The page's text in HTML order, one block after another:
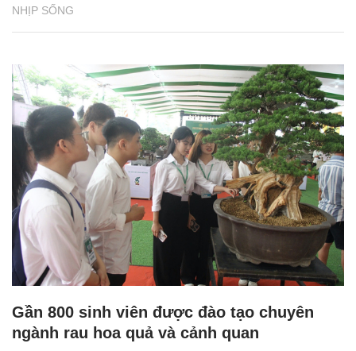
NHỊP SỐNG
Gần 800 sinh viên được đào tạo chuyên
ngành rau hoa quả và cảnh quan